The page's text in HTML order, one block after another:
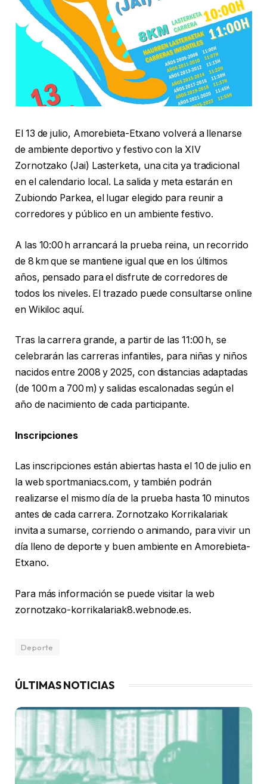
El 13 de julio, Amorebieta-Etxano volverá a llenarse
de ambiente deportivo y festivo con la XIV
Zornotzako (Jai) Lasterketa, una cita ya tradicional
en el calendario local. La salida y meta estarán en
Zubiondo Parkea, el lugar elegido para reunir a
corredores y público en un ambiente festivo.
A las 10:00 h arrancará la prueba reina, un recorrido
de 8 km que se mantiene igual que en los últimos
años, pensado para el disfrute de corredores de
todos los niveles. El trazado puede consultarse online
en Wikiloc aquí.
Tras la carrera grande, a partir de las 11:00 h, se
celebrarán las carreras infantiles, para niñas y niños
nacidos entre 2008 y 2025, con distancias adaptadas
(de 100 m a 700 m) y salidas escalonadas según el
año de nacimiento de cada participante.
Inscripciones
Las inscripciones están abiertas hasta el 10 de julio en
la web sportmaniacs.com, y también podrán
realizarse el mismo día de la prueba hasta 10 minutos
antes de cada carrera. Zornotzako Korrikalariak
invita a sumarse, corriendo o animando, para vivir un
día lleno de deporte y buen ambiente en Amorebieta-
Etxano.
Para más información se puede visitar la web
zornotzako-korrikalariak8.webnode.es.
Deporte
ÚLTIMAS NOTICIAS